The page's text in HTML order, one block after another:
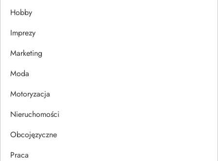
a
w
p
u
Hobby
Imprezy
Marketing
Moda
Motoryzacja
Nieruchomości
Obcojęzyczne
Praca